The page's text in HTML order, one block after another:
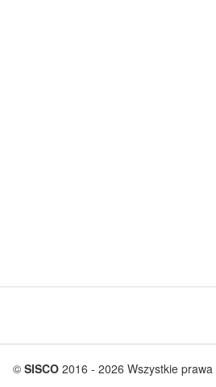
© SISCO 2016 - 2026 Wszystkie